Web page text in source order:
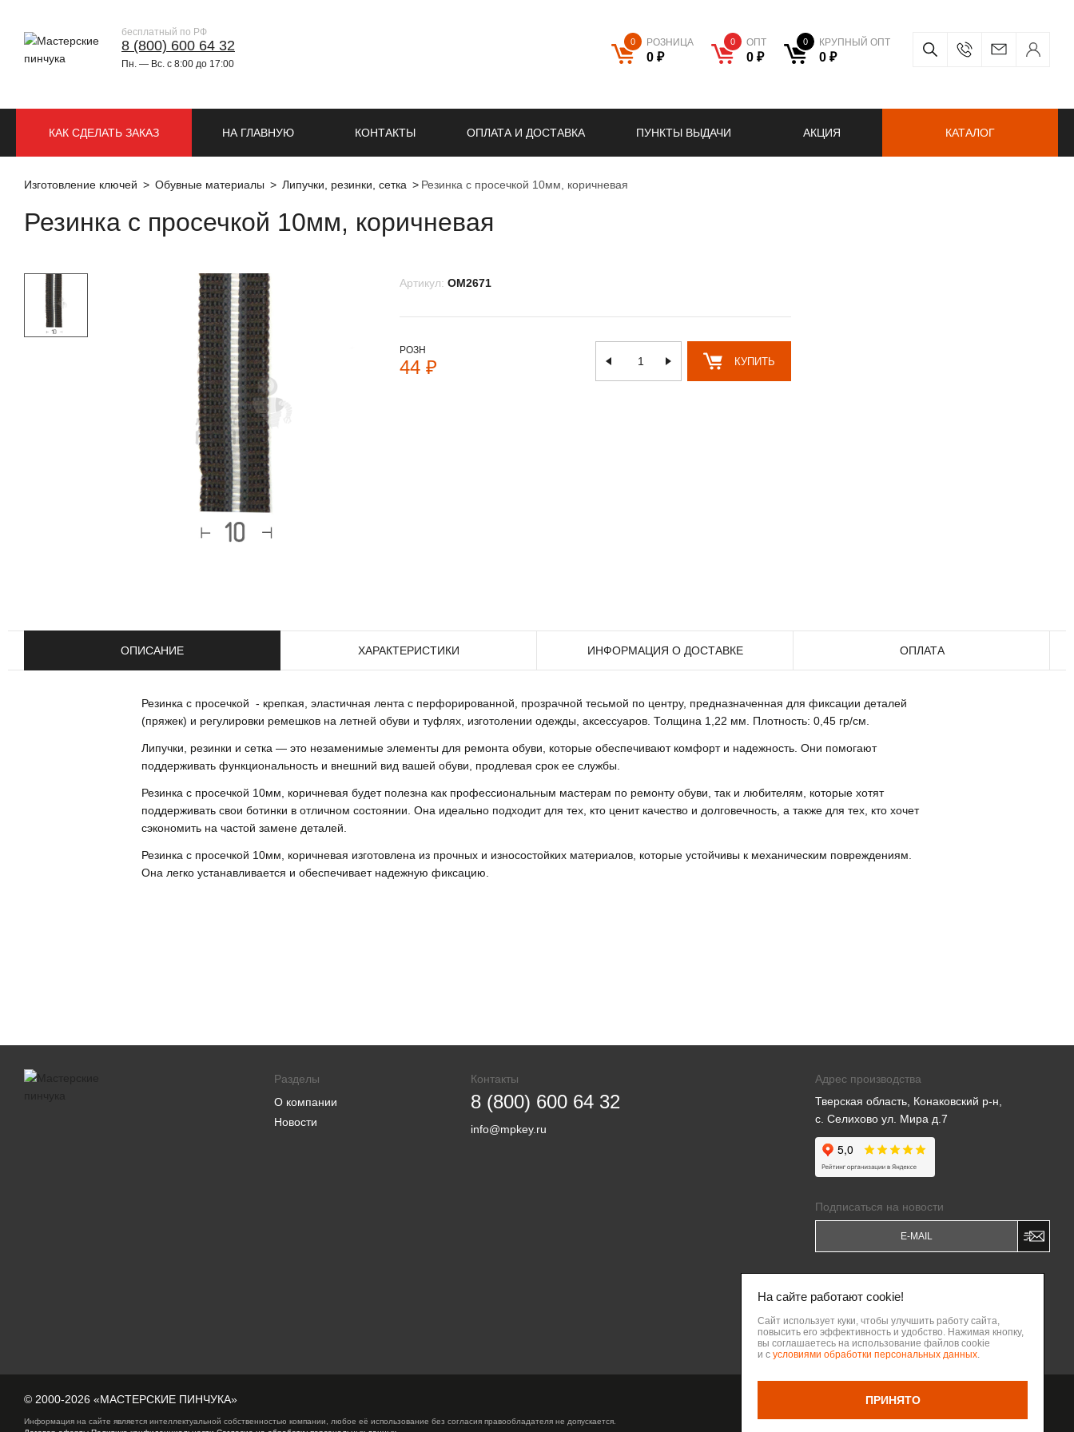
бесплатный по РФ
8 (800) 600 64 32
Пн. — Вс. с 8:00 до 17:00
0 РОЗНИЦА
0 ₽
0 ОПТ
0 ₽
0 КРУПНЫЙ ОПТ
0 ₽
НА ГЛАВНУЮ КОНТАКТЫ ОПЛАТА И ДОСТАВКА ПУНКТЫ ВЫДАЧИ АКЦИЯ
КАК СДЕЛАТЬ ЗАКАЗ КАТАЛОГ
Изготовление ключей Обувные материалы Липучки, резинки, сетка Резинка с просечкой 10мм, коричневая
Резинка с просечкой 10мм, коричневая
Артикул: OM2671
РОЗН
44 ₽ КУПИТЬ
ОПИСАНИЕ ХАРАКТЕРИСТИКИ ИНФОРМАЦИЯ О ДОСТАВКЕ ОПЛАТА
Резинка с просечкой - крепкая, эластичная лента с перфорированной, прозрачной тесьмой по центру, предназначенная для фиксации деталей
(пряжек) и регулировки ремешков на летней обуви и туфлях, изготолении одежды, аксессуаров. Толщина 1,22 мм. Плотность: 0,45 гр/см.
Липучки, резинки и сетка — это незаменимые элементы для ремонта обуви, которые обеспечивают комфорт и надежность. Они помогают
поддерживать функциональность и внешний вид вашей обуви, продлевая срок ее службы.
Резинка с просечкой 10мм, коричневая будет полезна как профессиональным мастерам по ремонту обуви, так и любителям, которые хотят
поддерживать свои ботинки в отличном состоянии. Она идеально подходит для тех, кто ценит качество и долговечность, а также для тех, кто хочет
сэкономить на частой замене деталей.
Резинка с просечкой 10мм, коричневая изготовлена из прочных и износостойких материалов, которые устойчивы к механическим повреждениям.
Она легко устанавливается и обеспечивает надежную фиксацию.
Разделы
О компании
Новости
Контакты
8 (800) 600 64 32
info@mpkey.ru
Адрес производства
Тверская область, Конаковский р-н,
с. Селихово ул. Мира д.7
Подписаться на новости
персональных данных
Политикой обработки персональных
Написать владельцу бизнеса
© 2000-2026 «МАСТЕРСКИЕ ПИНЧУКА»
Информация на сайте является интеллектуальной собственностью компании, любое её использование без согласия правообладателя не допускается.
Разработка сайта Веб-
На сайте работают cookie!
Сайт использует куки, чтобы улучшить работу сайта,
повысить его эффективность и удобство. Нажимая кнопку,
вы соглашаетесь на использование файлов cookie
и с условиями обработки персональных данных.
ПРИНЯТО